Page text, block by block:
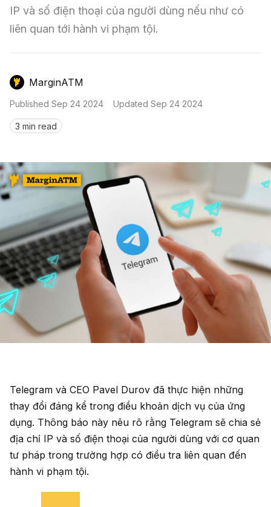
Kinh Nghiệm Đầu Tư
Sàn Giao Dịch
Mô Hình Biểu Đồ Giá
GameFi
Sign in
IP và số điện thoại của người dùng nếu như có
liên quan tới hành vi phạm tội.
MarginATM
Published Sep 24 2024 Updated Sep 24 2024
3 min read
Telegram và CEO Pavel Durov đã thực hiện những
thay đổi đáng kể trong điều khoản dịch vụ của ứng
dụng. Thông báo này nêu rõ rằng Telegram sẽ chia sẻ
địa chỉ IP và số điện thoại của người dùng với cơ quan
tư pháp trong trường hợp có điều tra liên quan đến
hành vi phạm tội.